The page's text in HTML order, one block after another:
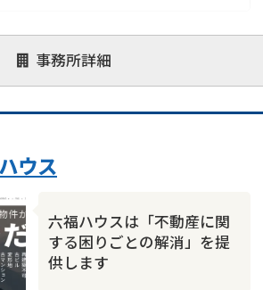
事務所詳細
オンライン面談可能
レスポンスが早い
1億円以上の買取可
ウス
六福ハウスは「不動産に関
する困りごとの解消」を提
供します